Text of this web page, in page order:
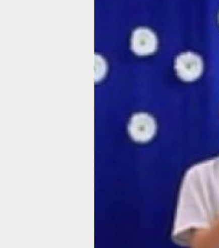
Всероссийская неделя правовой
по вопросам защиты интересов
Она приурочена к Году семьи в
и Дню семьи, любви и верности,
отмечается в честь святых Петра
и Февронии Муромских,
покровителей брака в православии,
сообщает пресс-служба
юстиции РФ.
Мероприятия в рамках
- Сегодня особенно важно
и продвижение традиционных
духовно-нравственных ценностей.
есть хороший опыт проведения
Всероссийского дня правовой
детям, который, начиная с 2013
проходит ежегодно в ноябре.
правовой помощи должна стать
масштабной и доступной акцией,
приоритетная задача которой —
создание максимальной
российским семьям по всем
интересующим их правовым
— отметил директор Департамента